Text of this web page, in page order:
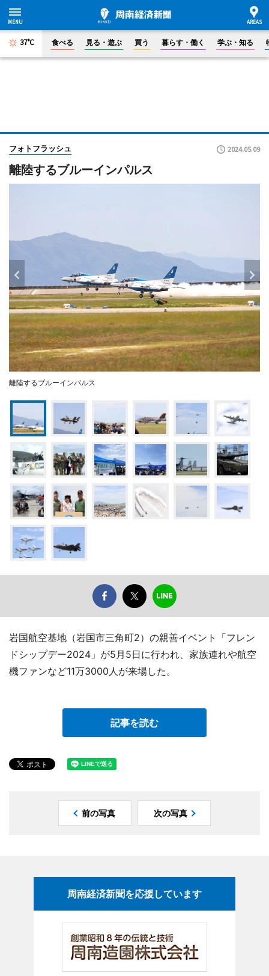
37°C 食べる 見る・遊ぶ 買う 暮らす・働く 学ぶ・知る
フォトフラッシュ 2024.05.09
離陸するブルーインパルス
離陸するブルーインパルス
岩国航空基地（岩国市三角町2）の親善イベント「フレン
ドシップデー2024」が5月5日に行われ、家族連れや航空
機ファンなど11万3000人が来場した。
記事を読む
前の写真 次の写真
周南経済新聞を応援しています